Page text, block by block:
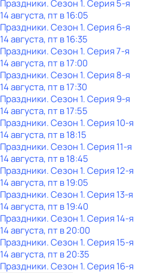
Праздники. Сезон 1. Серия 5-я
14 августа, пт в 16:05
Праздники. Сезон 1. Серия 6-я
14 августа, пт в 16:35
Праздники. Сезон 1. Серия 7-я
14 августа, пт в 17:00
Праздники. Сезон 1. Серия 8-я
14 августа, пт в 17:30
Праздники. Сезон 1. Серия 9-я
14 августа, пт в 17:55
Праздники. Сезон 1. Серия 10-я
14 августа, пт в 18:15
Праздники. Сезон 1. Серия 11-я
14 августа, пт в 18:45
Праздники. Сезон 1. Серия 12-я
14 августа, пт в 19:05
Праздники. Сезон 1. Серия 13-я
14 августа, пт в 19:40
Праздники. Сезон 1. Серия 14-я
14 августа, пт в 20:00
Праздники. Сезон 1. Серия 15-я
14 августа, пт в 20:35
Праздники. Сезон 1. Серия 16-я